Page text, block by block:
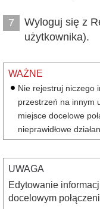
7
Wyloguj się z
użytkownika).
WAŻNE
Nie rejestruj niczego
przestrzeń na innym
miejsce docelowe
nieprawidłowe
UWAGA
Edytowanie
docelowym